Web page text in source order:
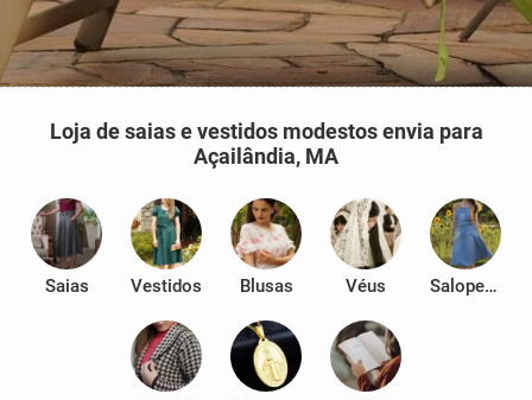
Loja de saias e vestidos modestos envia para
Açailândia, MA
Saias Vestidos Blusas Véus Salopetes